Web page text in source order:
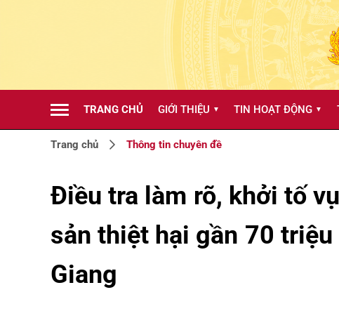
TRANG CHỦ GIỚI THIỆU ▼ TIN HOẠT ĐỘNG ▼
Trang chủ Thông tin chuyên đề
Điều tra làm rõ, khởi tố
sản thiệt hại gần 70
Giang